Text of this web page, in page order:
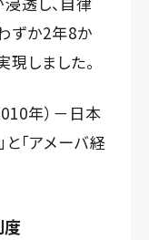
ずか2年8か
しました。
年）－日本
と「アメーバ経
度